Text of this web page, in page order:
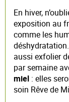
En hiver,
exposition au
comme les
aussi exfolier
par semaine
miel : elles
soin Rêve de